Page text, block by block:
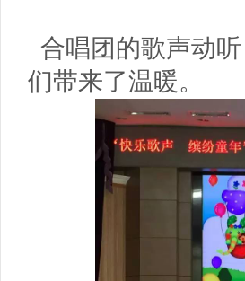
合唱团的歌声动
们带来了温暖。